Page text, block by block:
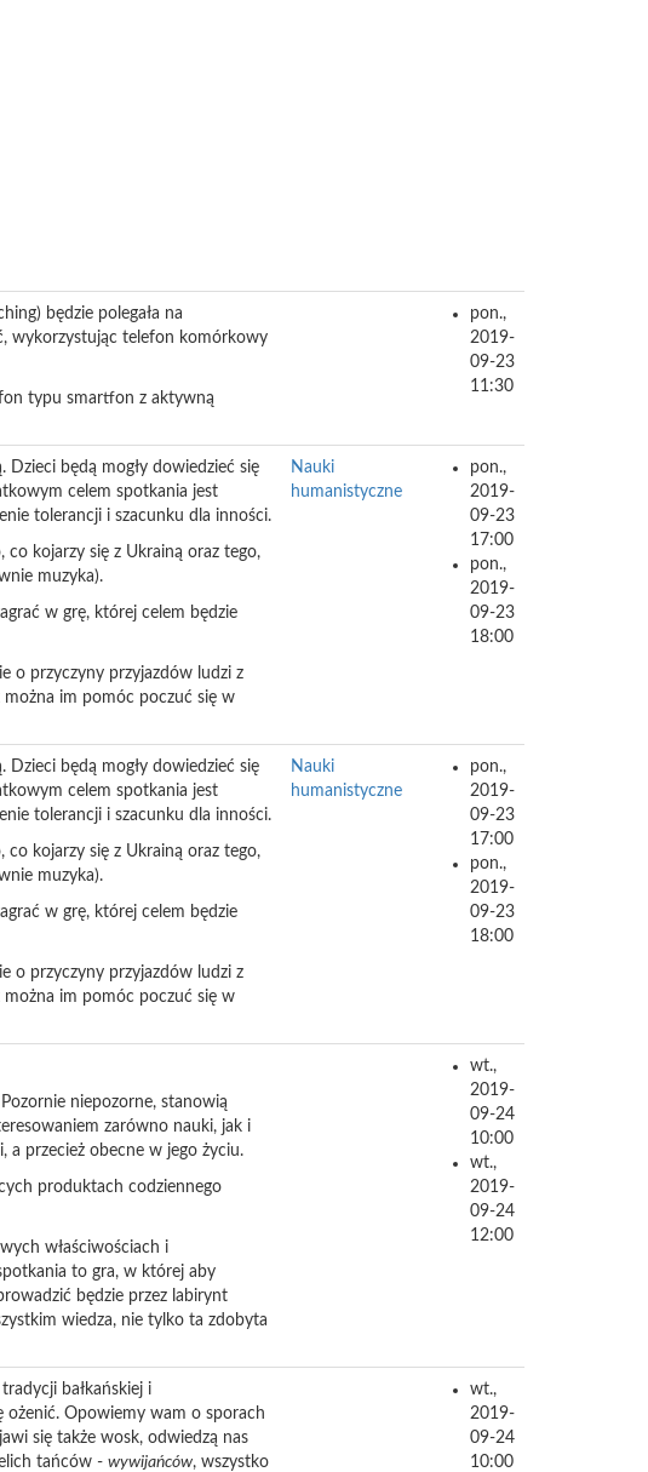
będzie polegała na
wykorzystując telefon komórkowy
typu smartfon z aktywną
pon.,
2019-
09-23
11:30
Dzieci będą mogły dowiedzieć się
celem spotkania jest
tolerancji i szacunku dla inności.
kojarzy się z Ukrainą oraz tego,
muzyka).
w grę, której celem będzie
o przyczyny przyjazdów ludzi z
im pomóc poczuć się w
Nauki
humanistyczne
pon.,
2019-
09-23
17:00
pon.,
2019-
09-23
18:00
Dzieci będą mogły dowiedzieć się
celem spotkania jest
tolerancji i szacunku dla inności.
kojarzy się z Ukrainą oraz tego,
muzyka).
w grę, której celem będzie
o przyczyny przyjazdów ludzi z
im pomóc poczuć się w
Nauki
humanistyczne
pon.,
2019-
09-23
17:00
pon.,
2019-
09-23
18:00
niepozorne, stanowią
zarówno nauki, jak i
a przecież obecne w jego życiu.
produktach codziennego
właściwościach i
to gra, w której aby
będzie przez labirynt
wiedza, nie tylko ta zdobyta
wt.,
2019-
09-24
10:00
wt.,
2019-
09-24
12:00
bałkańskiej i
ożenić. Opowiemy wam o sporach
się także wosk, odwiedzą nas
tańców - wywijańców, wszystko
wt.,
2019-
09-24
10:00